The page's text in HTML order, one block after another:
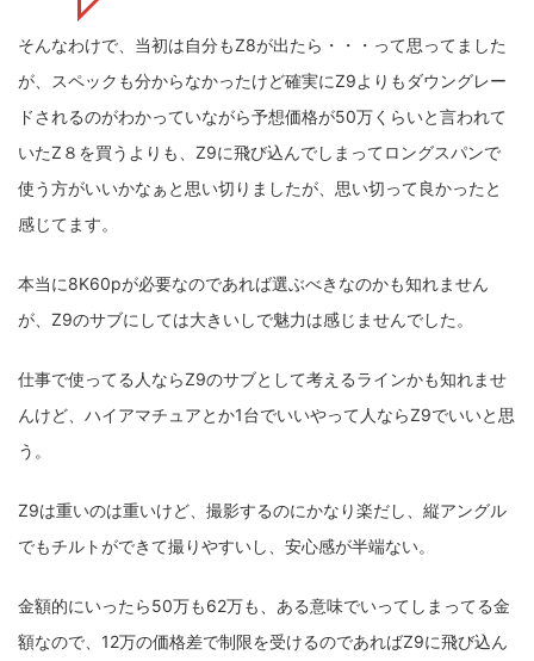
そんなわけで、当初は自分もZ8が出たら・・・って思ってました
が、スペックも分からなかったけど確実にZ9よりもダウングレー
ドされるのがわかっていながら予想価格が50万くらいと言われて
いたZ８を買うよりも、Z9に飛び込んでしまってロングスパンで
使う方がいいかなぁと思い切りましたが、思い切って良かったと
感じてます。
本当に8K60pが必要なのであれば選ぶべきなのかも知れません
が、Z9のサブにしては大きいしで魅力は感じませんでした。
仕事で使ってる人ならZ9のサブとして考えるラインかも知れませ
んけど、ハイアマチュアとか1台でいいやって人ならZ9でいいと思
う。
Z9は重いのは重いけど、撮影するのにかなり楽だし、縦アングル
でもチルトができて撮りやすいし、安心感が半端ない。
金額的にいったら50万も62万も、ある意味でいってしまってる金
額なので、12万の価格差で制限を受けるのであればZ9に飛び込ん